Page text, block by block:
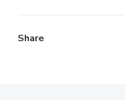
Share